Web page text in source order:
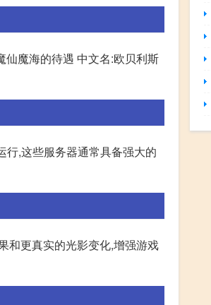
仙魔海的待遇 中文名:欧贝利斯
行,这些服务器通常具备强大的
和更真实的光影变化,增强游戏